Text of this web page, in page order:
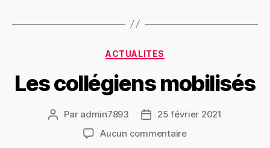
Catégories
ACTUALITES
Les collégiens mobilisés
Auteur
Par admin7893
Date25 février 2021
Aucun commentairesur